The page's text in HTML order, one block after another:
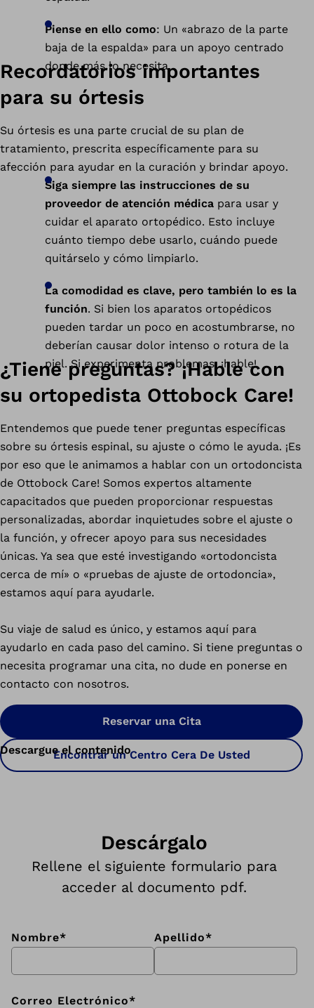
Piense en ello como: Un «abrazo de la parte
baja de la espalda» para un apoyo centrado
donde más lo necesita.
Recordatorios importantes
para su órtesis
Su órtesis es una parte crucial de su plan de
tratamiento, prescrita específicamente para su
afección para ayudar en la curación y brindar apoyo.
Siga siempre las instrucciones de su
proveedor de atención médica para usar y
cuidar el aparato ortopédico. Esto incluye
cuánto tiempo debe usarlo, cuándo puede
quitárselo y cómo limpiarlo.
La comodidad es clave, pero también lo es la
función. Si bien los aparatos ortopédicos
pueden tardar un poco en acostumbrarse, no
deberían causar dolor intenso o rotura de la
piel. Si experimenta problemas, ¡hable!
¿Tiene preguntas? ¡Hable con
su ortopedista Ottobock Care!
Entendemos que puede tener preguntas específicas
sobre su órtesis espinal, su ajuste o cómo le ayuda. ¡Es
por eso que le animamos a hablar con un ortodoncista
de Ottobock Care! Somos expertos altamente
capacitados que pueden proporcionar respuestas
personalizadas, abordar inquietudes sobre el ajuste o
la función, y ofrecer apoyo para sus necesidades
únicas. Ya sea que esté investigando «ortodoncista
cerca de mí» o «pruebas de ajuste de ortodoncia»,
estamos aquí para ayudarle.
Su viaje de salud es único, y estamos aquí para
ayudarlo en cada paso del camino. Si tiene preguntas o
necesita programar una cita, no dude en ponerse en
contacto con nosotros.
Reservar una Cita
Encontrar un Centro Cera De Usted
Descargue el contenido
Descárgalo
Rellene el siguiente formulario para
acceder al documento pdf.
Nombre* Apellido*
Correo Electrónico*